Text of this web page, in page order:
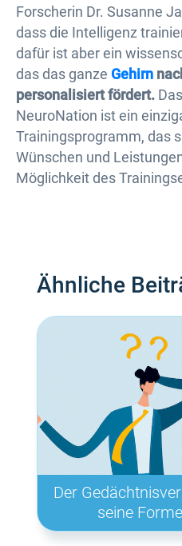
Forscherin Dr. Susanne
dass die Intelligenz
dafür ist aber ein
das das ganze Gehirn
personalisiert fördert.
NeuroNation ist ein
Trainingsprogramm, das
Wünschen und
Möglichkeit des
Ähnliche
Der
seine